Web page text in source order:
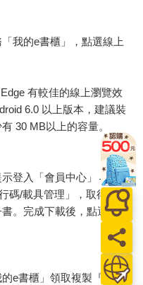
我的e書櫃」，點選線上
有較佳的線上瀏覽效
6.0 以上版本，建議裝
30 MB以上的容量。
登入「會員中心」→「我
碼/載具管理」，取得通行
。完成下載後，點選任一
e書櫃」領取複製『兌換